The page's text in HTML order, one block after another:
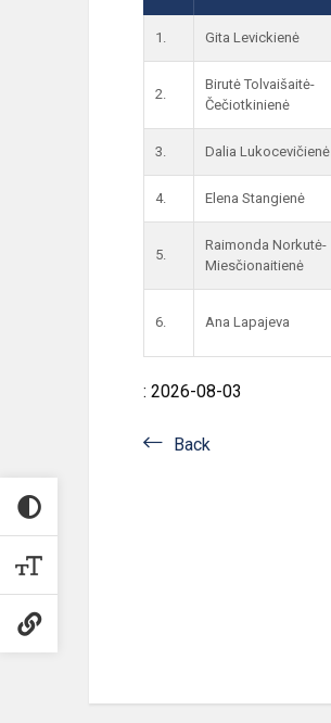
1. Gita Levickienė
2.
Birutė Tolvaišaitė-
Čečiotkinienė
3. Dalia Lukocevičienė
4. Elena Stangienė
5.
Raimonda Norkutė-
Miesčionaitienė
6. Ana Lapajeva
: 2026-08-03
Back